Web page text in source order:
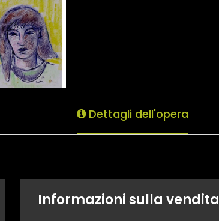
Dettagli dell'opera
Informazioni sulla vendita